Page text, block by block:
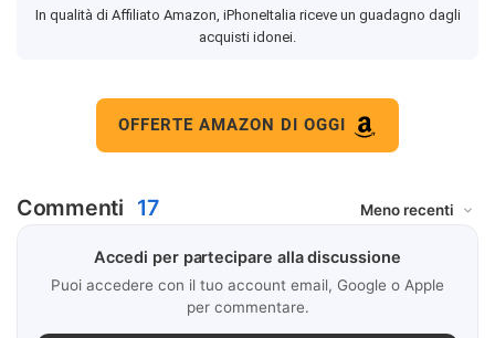
In qualità di Affiliato Amazon, iPhoneItalia riceve un guadagno dagli
acquisti idonei.
OFFERTE AMAZON DI OGGI
Commenti 17
Accedi per partecipare alla discussione
Puoi accedere con il tuo account email, Google o Apple
per commentare.